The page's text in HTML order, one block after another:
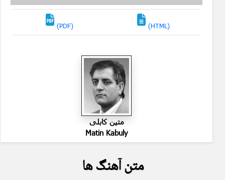
(PDF) (HTML)
متین کابلی
Matin Kabuly
متن آهنگ ها